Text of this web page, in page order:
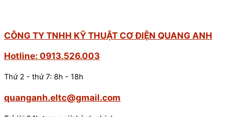
CÔNG TY TNHH KỸ THUẬT CƠ ĐIỆN QUANG ANH
Hotline: 0913.526.003
Thứ 2 - thứ 7: 8h - 18h
quanganh.eltc@gmail.com